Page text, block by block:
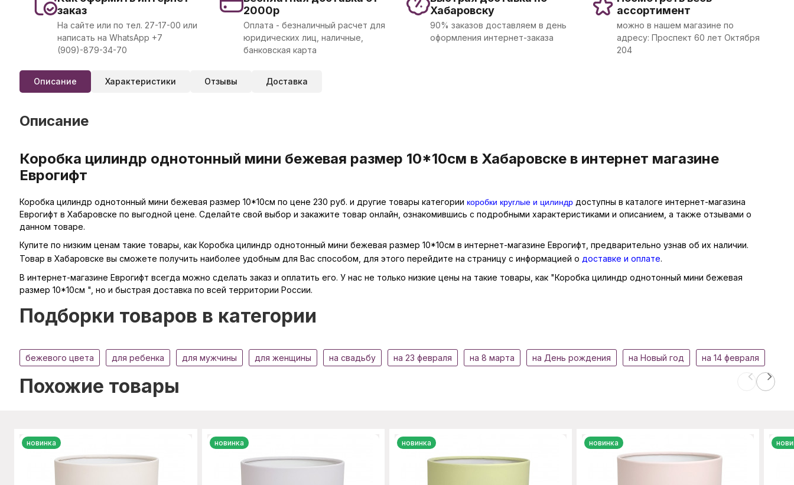
заказ
На сайте или по тел. 27-17-00 или
написать на WhatsApp +7
(909)-879-34-70
2000р
Оплата - безналичный расчет для
юридических лиц, наличные,
банковская карта
Хабаровску
90% заказов доставляем в день
оформления интернет-заказа
ассортимент
можно в нашем магазине по
адресу: Проспект 60 лет Октября
204
Описание Характеристики Отзывы Доставка
Описание
Коробка цилиндр однотонный мини бежевая размер 10*10см в Хабаровске в интернет магазине
Еврогифт
Коробка цилиндр однотонный мини бежевая размер 10*10см по цене 230 руб. и другие товары категории коробки круглые и цилиндрдоступны в каталоге интернет-магазина
Еврогифт в Хабаровске по выгодной цене. Сделайте свой выбор и закажите товар онлайн, ознакомившись с подробными характеристиками и описанием, а также отзывами о
данном товаре.
Купите по низким ценам такие товары, как Коробка цилиндр однотонный мини бежевая размер 10*10см в интернет-магазине Еврогифт, предварительно узнав об их наличии.
Товар в Хабаровске вы сможете получить наиболее удобным для Вас способом, для этого перейдите на страницу с информацией о доставке и оплате.
В интернет-магазине Еврогифт всегда можно сделать заказ и оплатить его. У нас не только низкие цены на такие товары, как "Коробка цилиндр однотонный мини бежевая
размер 10*10см ", но и быстрая доставка по всей территории России.
Подборки товаров в категории
бежевого цвета для ребенка для мужчины для женщины на свадьбу на 23 февраля на 8 марта на День рождения на Новый год на 14 февраля
Похожие товары
новинка новинка новинка новинка